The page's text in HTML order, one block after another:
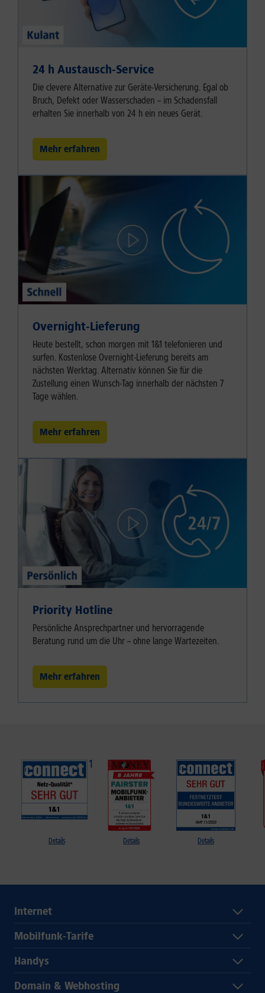
24 h Austausch-Service
Die clevere Alternative zur Geräte-Versicherung. Egal ob
Bruch, Defekt oder Wasserschaden – im Schadensfall
erhalten Sie innerhalb von 24 h ein neues Gerät.
Mehr erfahren
Overnight-Lieferung
Heute bestellt, schon morgen mit 1&1 telefonieren und
surfen. Kostenlose Overnight-Lieferung bereits am
nächsten Werktag. Alternativ können Sie für die
Zustellung einen Wunsch-Tag innerhalb der nächsten 7
Tage wählen.
Mehr erfahren
Priority Hotline
Persönliche Ansprechpartner und hervorragende
Beratung rund um die Uhr – ohne lange Wartezeiten.
Mehr erfahren
Details Details Details
Internet
Mobilfunk-Tarife
Handys
Domain & Webhosting